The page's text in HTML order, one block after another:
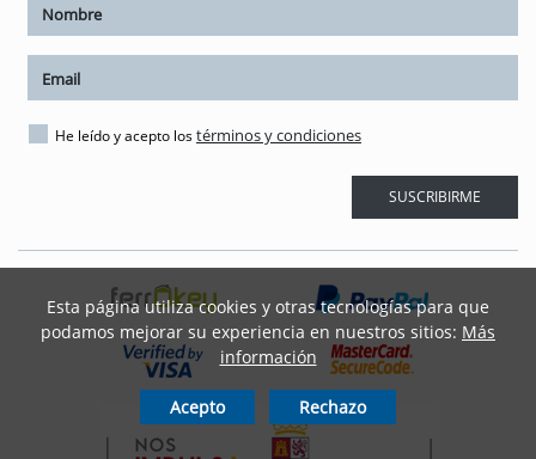
He leído y acepto lostérminos y condiciones
SUSCRIBIRME
Esta página utiliza cookies y otras tecnologías para que
podamos mejorar su experiencia en nuestros sitios: Más
información
Acepto Rechazo
tamaño del texto
del texto
espaciado del texto